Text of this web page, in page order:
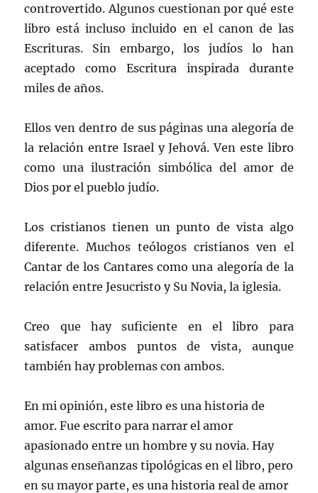
controvertido. Algunos cuestionan por qué este
libro está incluso incluido en el canon de las
Escrituras. Sin embargo, los judíos lo han
aceptado como Escritura inspirada durante
miles de años.
Ellos ven dentro de sus páginas una alegoría de
la relación entre Israel y Jehová. Ven este libro
como una ilustración simbólica del amor de
Dios por el pueblo judío.
Los cristianos tienen un punto de vista algo
diferente. Muchos teólogos cristianos ven el
Cantar de los Cantares como una alegoría de la
relación entre Jesucristo y Su Novia, la iglesia.
Creo que hay suficiente en el libro para
satisfacer ambos puntos de vista, aunque
también hay problemas con ambos.
En mi opinión, este libro es una historia de
amor. Fue escrito para narrar el amor
apasionado entre un hombre y su novia. Hay
algunas enseñanzas tipológicas en el libro, pero
en su mayor parte, es una historia real de amor